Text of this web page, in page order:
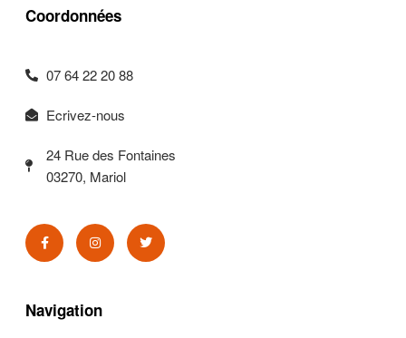
Coordonnées
07 64 22 20 88
Ecrivez-nous
24 Rue des Fontaines
03270, Mariol
Navigation